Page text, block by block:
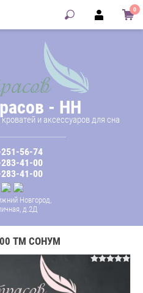
0
- НН
и аксессуаров для сна
56-74
41-00
41-00
Новгород,
д.2Д
ТМ СОНУМ